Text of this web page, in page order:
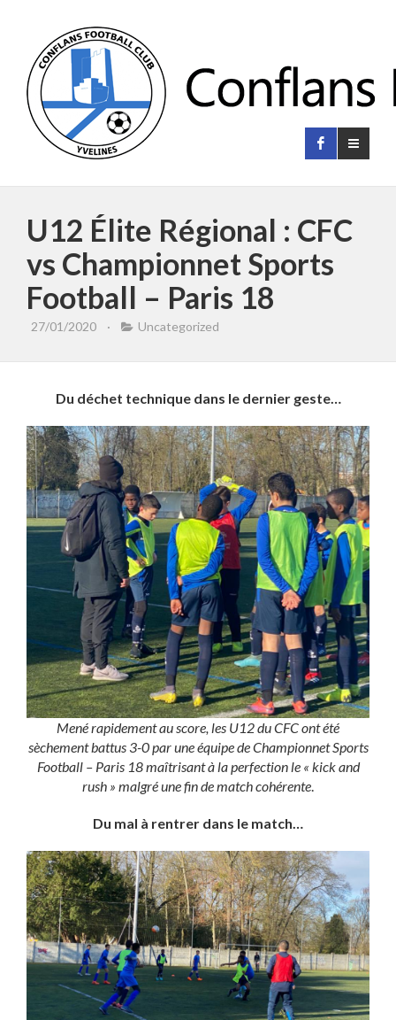
U12 Élite Régional : CFC
vs Championnet Sports
Football – Paris 18
27/01/2020 · Uncategorized
Du déchet technique dans le dernier geste…
Mené rapidement au score, les U12 du CFC ont été
sèchement battus 3-0 par une équipe de Championnet Sports
Football – Paris 18 maîtrisant à la perfection le « kick and
rush » malgré une fin de match cohérente.
Du mal à rentrer dans le match…